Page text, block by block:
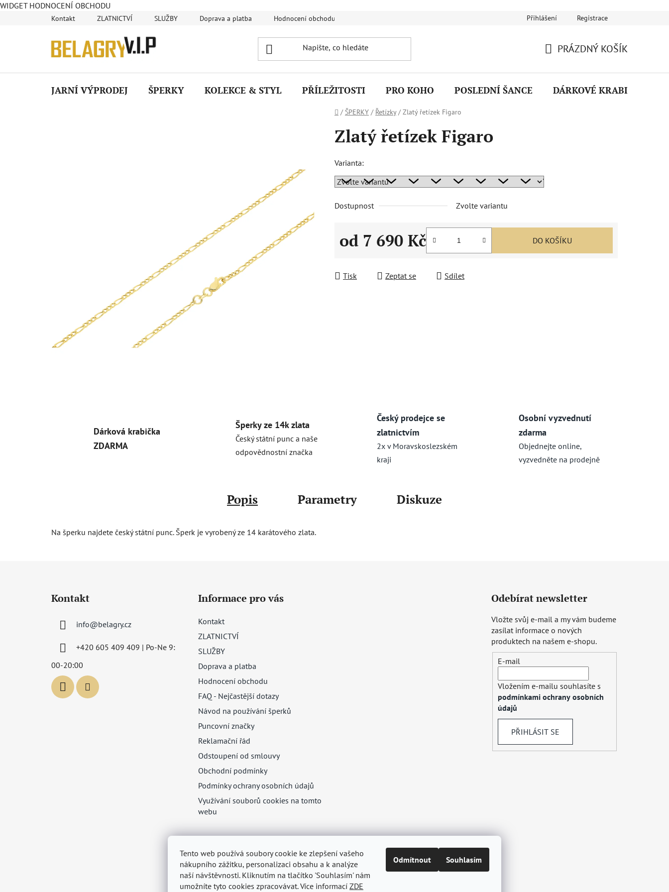
WIDGET HODNOCENÍ OBCHODU
Tento web používá soubory cookie ke zlepšení vašeho
nákupního zážitku, personalizaci obsahu a k analýze
naší návštěvnosti. Kliknutím na tlačítko 'Souhlasím' nám
umožníte tyto cookies zpracovávat. Více informací ZDE
Odmítnout Souhlasím
Kontakt ZLATNICTVÍ SLUŽBY Doprava a platba Hodnocení obchodu Návod na používání šperků Puncovní značky
Přihlášení Registrace
KOŠÍK
PRÁZDNÝ KOŠÍK
JARNÍ VÝPRODEJ ŠPERKY KOLEKCE & STYL PŘÍLEŽITOSTI PRO KOHO POSLEDNÍ ŠANCE DÁRKOVÉ KRABIČKY
Domů
/ ŠPERKY / Řetízky / Zlatý řetízek Figaro
Zlatý řetízek Figaro
Varianta:
Dostupnost Zvolte variantu
od 7 690 Kč DO KOŠÍKU
Tisk Zeptat se Sdílet
Dárková krabička
ZDARMA
Šperky ze 14k zlata
Český státní punc a naše
odpovědnostní značka
Český prodejce se
zlatnictvím
2x v Moravskoslezském
kraji
Osobní vyzvednutí
zdarma
Objednejte online,
vyzvedněte na prodejně
Popis Parametry Diskuze
Na šperku najdete český státní punc. Šperk je vyrobený ze 14 karátového zlata.
Kontakt
info@belagry.cz
+420 605 409 409 | Po-Ne 9:
00-20:00
Informace pro vás
Kontakt
ZLATNICTVÍ
SLUŽBY
Doprava a platba
Hodnocení obchodu
FAQ - Nejčastější dotazy
Návod na používání šperků
Puncovní značky
Reklamační řád
Odstoupení od smlouvy
Obchodní podmínky
Podmínky ochrany osobních údajů
Využívání souborů cookies na tomto
webu
Odebírat newsletter
Vložte svůj e-mail a my vám budeme
zasílat informace o nových
produktech na našem e-shopu.
E-mail
Vložením e-mailu souhlasíte s
podmínkami ochrany osobních
údajů
PŘIHLÁSIT SE